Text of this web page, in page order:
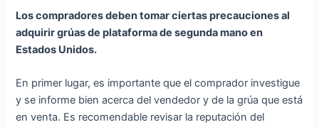
Los compradores deben tomar ciertas precauciones al
adquirir grúas de plataforma de segunda mano en
Estados Unidos.
En primer lugar, es importante que el comprador investigue
y se informe bien acerca del vendedor y de la grúa que está
en venta. Es recomendable revisar la reputación del